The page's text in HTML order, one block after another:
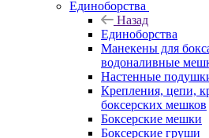
Единоборства
Назад
Единоборства
Манекены для
водоналивные
Настенные
Крепления, цепи,
боксерских мешков
Боксерские мешки
Боксерские груши